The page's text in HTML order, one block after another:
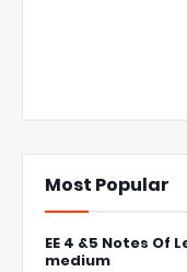
Most Popular
EE 4 &5 Notes Of
medium